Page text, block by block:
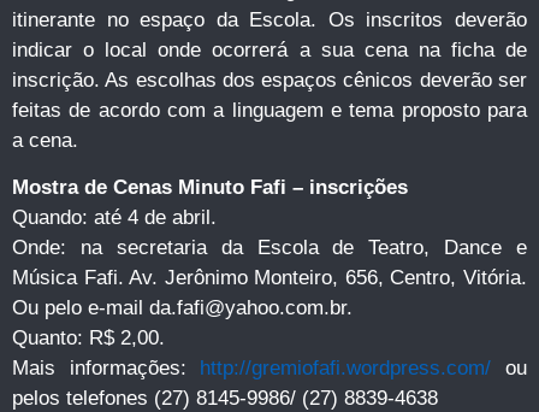
itinerante no espaço da Escola. Os inscritos deverão
indicar o local onde ocorrerá a sua cena na ficha de
inscrição. As escolhas dos espaços cênicos deverão ser
feitas de acordo com a linguagem e tema proposto para
a cena.
Mostra de Cenas Minuto Fafi – inscrições
Quando: até 4 de abril.
Onde: na secretaria da Escola de Teatro, Dance e
Música Fafi. Av. Jerônimo Monteiro, 656, Centro, Vitória.
Ou pelo e-mail da.fafi@yahoo.com.br.
Quanto: R$ 2,00.
Mais informações: http://gremiofafi.wordpress.com/ ou
pelos telefones (27) 8145-9986/ (27) 8839-4638